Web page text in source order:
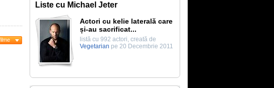
Liste cu Michael Jeter
Actori cu kelie laterală care
și-au sacrificat...
listă cu 992 actori, creată de
Vegetarian pe 20 Decembrie 2011